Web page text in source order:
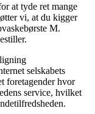
at tyde ret mange
vi, at du kigger
M.
selskabets
foretagender hvor
service, hvilket